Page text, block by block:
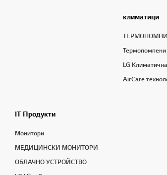
климатици
ТЕРМОПОМПИ
LG
AirCare
IT Продукти
Монитори
МЕДИЦИНСКИ МОНИТОРИ
OБЛАЧНО УСТРОЙСТВО